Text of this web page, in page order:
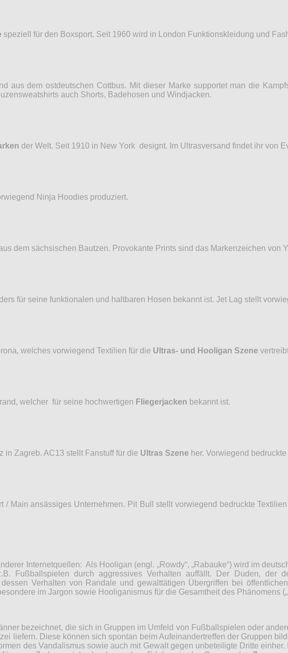
speziell für den Boxsport. Seit 1960 wird in London Funktionskleidung und
aus dem ostdeutschen Cottbus. Mit dieser Marke supportet man die
auch Shorts, Badehosen und Windjacken.
der Welt. Seit 1910 in New York designt. Im Ultrasversand findet ihr von
Ninja Hoodies produziert.
dem sächsischen Bautzen. Provokante Prints sind das Markenzeichen von
für seine funktionalen und haltbaren Hosen bekannt ist. Jet Lag stellt
welches vorwiegend Textilien für die Ultras- und Hooligan Szene
welcher für seine hochwertigen Fliegerjacken bekannt ist.
in Zagreb. AC13 stellt Fanstuff für die Ultras Szene her. Vorwiegend
/ Main ansässiges Unternehmen. Pit Bull stellt vorwiegend bedruckte
Internetquellen: Als Hooligan (engl. „Rowdy“, „Rabauke“) wird im
Fußballspielen durch aggressives Verhalten auffällt. Der Duden, der
Verhalten von Randale und gewalttätigen Übergriffen bei
im Jargon sowie Hooliganismus für die Gesamtheit des Phänomens
bezeichnet, die sich in Gruppen im Umfeld von Fußballspielen oder
liefern. Diese können sich spontan beim Aufeinandertreffen der Gruppen
des Vandalismus sowie auch mit Gewalt gegen unbeteiligte Dritte